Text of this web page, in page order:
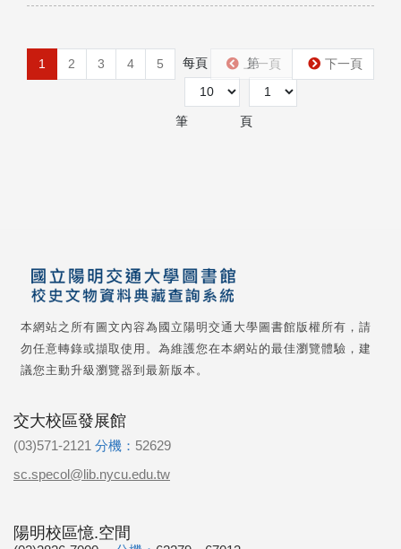
1 2 3 4 5 每頁
筆
第
頁
上一頁 下一頁
本網站之所有圖文內容為國立陽明交通大學圖書館版權所有，請
勿任意轉錄或擷取使用。為維護您在本網站的最佳瀏覽體驗，建
議您主動升級瀏覽器到最新版本。
交大校區發展館
(03)571-2121 分機： 52629
sc.specol@lib.nycu.edu.tw
陽明校區憶.空間